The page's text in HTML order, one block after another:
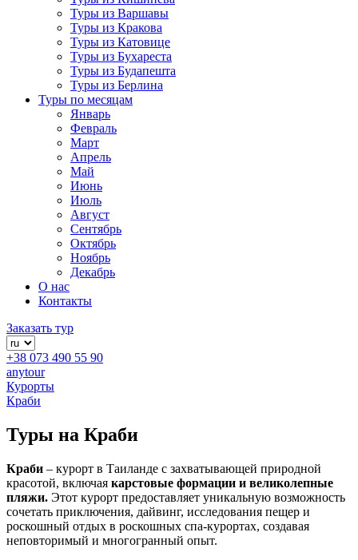
Туры из Варшавы
Туры из Кракова
Туры из Катовице
Туры из Бухареста
Туры из Будапешта
Туры из Берлина
Туры по месяцам
Январь
Февраль
Март
Апрель
Май
Июнь
Июль
Август
Сентябрь
Октябрь
Ноябрь
Декабрь
О нас
Контакты
Заказать тур
+38 073 490 55 90
anytour
Курорты
Краби
Туры на Краби
Краби – курорт в Таиланде с захватывающей природной
красотой, включая карстовые формации и великолепные
пляжи. Этот курорт предоставляет уникальную возможность
сочетать приключения, дайвинг, исследования пещер и
роскошный отдых в роскошных спа-курортах, создавая
неповторимый и многогранный опыт.